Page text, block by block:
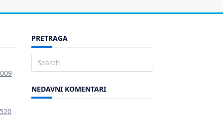
PRETRAGA
Search
NEDAVNI KOMENTARI